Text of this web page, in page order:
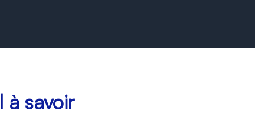
à savoir